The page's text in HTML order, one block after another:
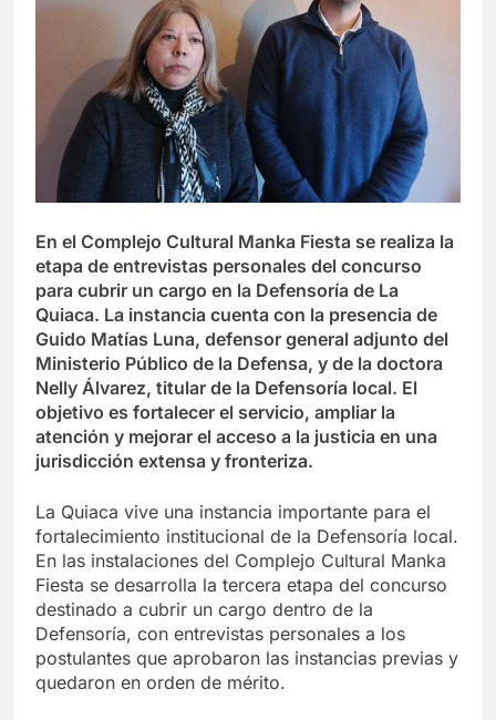
En el Complejo Cultural Manka Fiesta se realiza la
etapa de entrevistas personales del concurso
para cubrir un cargo en la Defensoría de La
Quiaca. La instancia cuenta con la presencia de
Guido Matías Luna, defensor general adjunto del
Ministerio Público de la Defensa, y de la doctora
Nelly Álvarez, titular de la Defensoría local. El
objetivo es fortalecer el servicio, ampliar la
atención y mejorar el acceso a la justicia en una
jurisdicción extensa y fronteriza.
La Quiaca vive una instancia importante para el
fortalecimiento institucional de la Defensoría local.
En las instalaciones del Complejo Cultural Manka
Fiesta se desarrolla la tercera etapa del concurso
destinado a cubrir un cargo dentro de la
Defensoría, con entrevistas personales a los
postulantes que aprobaron las instancias previas y
quedaron en orden de mérito.